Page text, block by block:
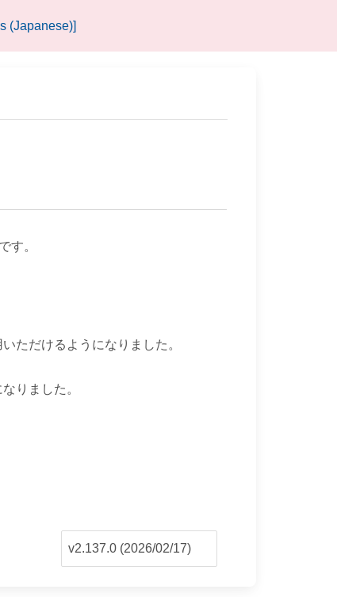
(Japanese)]
ただけるようになりました。
りました。
v2.137.0 (2026/02/17)